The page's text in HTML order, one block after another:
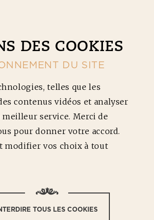
FETA
DES COOKIES
DU SITE
telles que les
contenus vidéos et analyser
service. Merci de
pour donner votre accord.
modifier vos choix à tout
TOUS LES COOKIES